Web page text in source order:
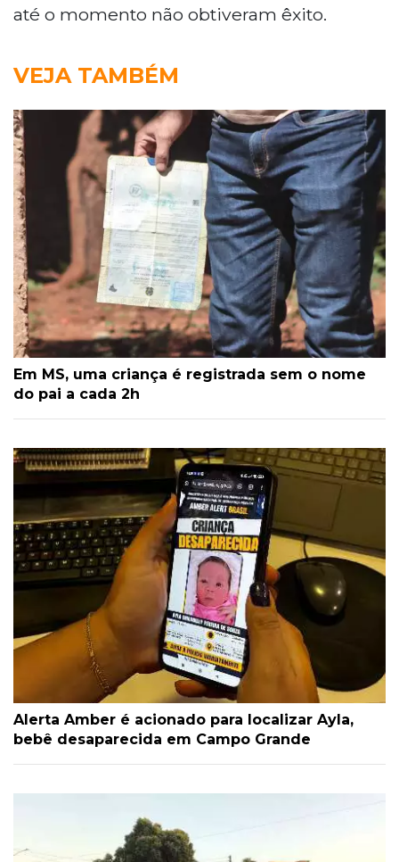
até o momento não obtiveram êxito.
VEJA TAMBÉM
Em MS, uma criança é registrada sem o nome
do pai a cada 2h
Alerta Amber é acionado para localizar Ayla,
bebê desaparecida em Campo Grande